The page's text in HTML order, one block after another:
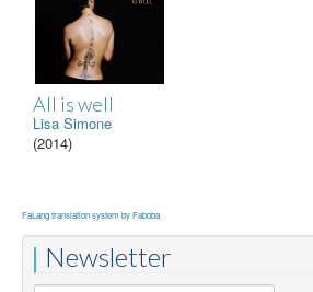
All is well
Lisa Simone
(2014)
FaLang translation system by Faboba
Newsletter